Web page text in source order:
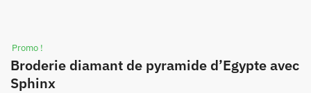
Promo !
Broderie diamant de pyramide d’Egypte avec
Sphinx